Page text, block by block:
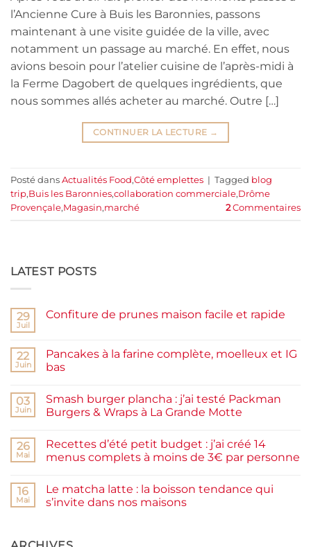
l’Ancienne Cure à Buis les Baronnies, passons
maintenant à une visite guidée de la ville, avec
notamment un passage au marché. En effet, nous
avions besoin pour l’atelier cuisine de l’après-midi à
la Ferme Dagobert de quelques ingrédients, que
nous sommes allés acheter au marché. Outre […]
CONTINUER LA LECTURE →
Posté dans Actualités Food,Côté emplettes | Tagged blog
trip,Buis les Baronnies,collaboration commerciale,Drôme
Provençale,Magasin,marché 2Commentaires
LATEST POSTS
29
Juil
Confiture de prunes maison facile et rapide
Confiture
de
prunes
et
rapide
22
Juin
Pancakes à la farine complète, moelleux et IG
bas
sur
Pancakes
à
complète,
moelleux
et
03
Juin
Smash burger plancha : j’ai testé Packman
Burgers & Wraps à La Grande Motte
sur
Smash
burger
testé
Packman
Burgers &
Grande
26
Mai
Recettes d’été petit budget : j’ai créé 14
menus complets à moins de 3€ par personne
sur
Recettes
d’été
j’ai
16
Mai
Le matcha latte : la boisson tendance qui
s’invite dans nos maisons
Le